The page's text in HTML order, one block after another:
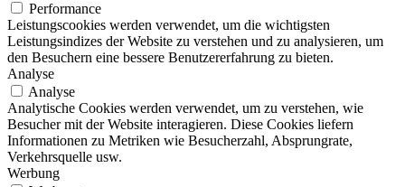
Performance
Leistungscookies werden verwendet, um die wichtigsten
Leistungsindizes der Website zu verstehen und zu analysieren, um
den Besuchern eine bessere Benutzererfahrung zu bieten.
Analyse
Analyse
Analytische Cookies werden verwendet, um zu verstehen, wie
Besucher mit der Website interagieren. Diese Cookies liefern
Informationen zu Metriken wie Besucherzahl, Absprungrate,
Verkehrsquelle usw.
Werbung